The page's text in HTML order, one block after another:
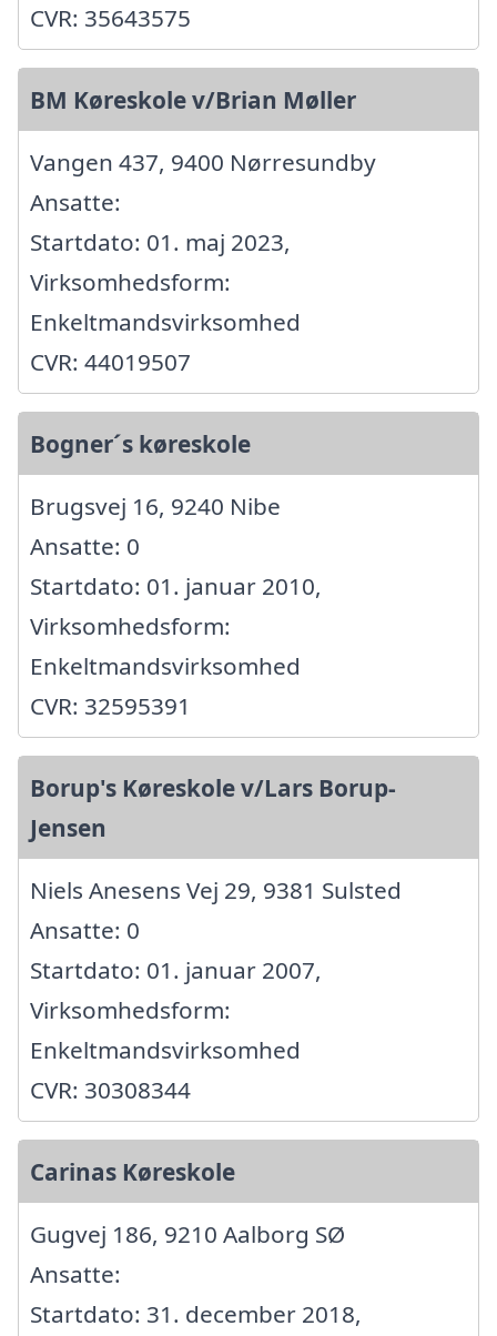
CVR: 35643575
BM Køreskole v/Brian Møller
Vangen 437, 9400 Nørresundby
Ansatte:
Startdato: 01. maj 2023,
Virksomhedsform:
Enkeltmandsvirksomhed
CVR: 44019507
Bogner´s køreskole
Brugsvej 16, 9240 Nibe
Ansatte: 0
Startdato: 01. januar 2010,
Virksomhedsform:
Enkeltmandsvirksomhed
CVR: 32595391
Borup's Køreskole v/Lars Borup-
Jensen
Niels Anesens Vej 29, 9381 Sulsted
Ansatte: 0
Startdato: 01. januar 2007,
Virksomhedsform:
Enkeltmandsvirksomhed
CVR: 30308344
Carinas Køreskole
Gugvej 186, 9210 Aalborg SØ
Ansatte:
Startdato: 31. december 2018,